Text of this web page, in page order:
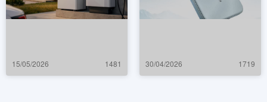
15/05/2026 1481 30/04/2026 1719